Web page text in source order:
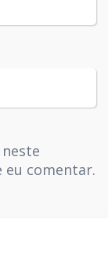
eu comentar.